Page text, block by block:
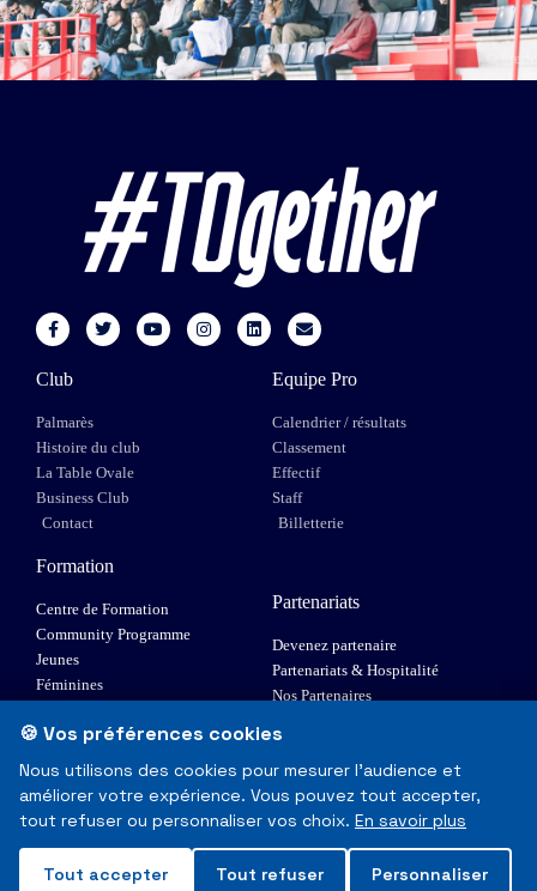
Club
Palmarès
Histoire du club
La Table Ovale
Business Club
Contact
Equipe Pro
Calendrier / résultats
Classement
Effectif
Staff
Billetterie
Formation
Centre de Formation
Community Programme
Jeunes
Féminines
Elite 1
Partenariats
Devenez partenaire
Partenariats & Hospitalité
Nos Partenaires
© Toulouse Olympique XIII - Tous droits réservés
Mentions Légales & RGPD
🍪 Vos préférences cookies
Nous utilisons des cookies pour mesurer l'audience et
améliorer votre expérience. Vous pouvez tout accepter,
tout refuser ou personnaliser vos choix. En savoir plus
Tout accepter Tout refuser Personnaliser